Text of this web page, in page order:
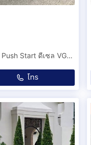
NISSAN NP 300 ปี 16 Navara Cab Calibre EL Push Start ดีเซล VGS 2.5 cc TURBO MT 6 เกียร์ MAX LENSO 16 ยาง Michlien ปี 25 ไม่มีชนน็อตไม่มีขยับ
โทร